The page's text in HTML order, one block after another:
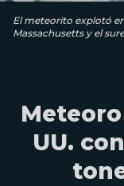
El meteorito explotó
Massachusetts y el
UU.